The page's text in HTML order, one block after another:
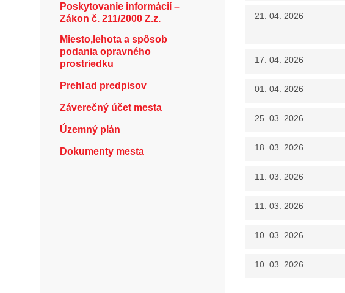
Poskytovanie informácií –
Zákon č. 211/2000 Z.z.
Miesto,lehota a spôsob
podania opravného
prostriedku
Prehľad predpisov
Záverečný účet mesta
Územný plán
Dokumenty mesta
21. 04. 2026
17. 04. 2026
01. 04. 2026
25. 03. 2026
18. 03. 2026
11. 03. 2026
11. 03. 2026
10. 03. 2026
10. 03. 2026